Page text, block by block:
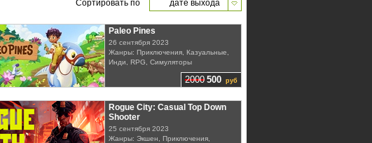
Сортировать по дате выхода
2000 500 руб
Paleo Pines
26 сентября 2023
Жанры: Приключения, Казуальные,
Инди, RPG, Симуляторы
Rogue City: Casual Top Down
Shooter
25 сентября 2023
Жанры: Экшен, Приключения,